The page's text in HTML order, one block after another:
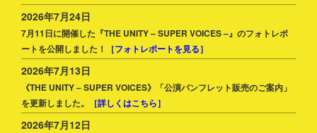
2026年7月24日
7月11日に開催した『THE UNITY – SUPER VOICES –』のフォトレポ
ートを公開しました！
［フォトレポートを見る］
2026年7月13日
《THE UNITY – SUPER VOICES》「公演パンフレット販売のご案内」
を更新しました。
［詳しくはこちら］
2026年7月12日